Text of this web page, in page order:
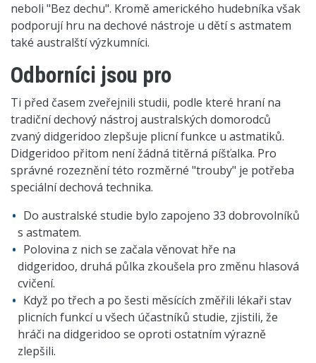
neboli "Bez dechu". Kromě amerického hudebníka však
podporují hru na dechové nástroje u dětí s astmatem
také australští výzkumníci.
Odborníci jsou pro
Ti před časem zveřejnili studii, podle které hraní na
tradiční dechový nástroj australských domorodců
zvaný didgeridoo zlepšuje plicní funkce u astmatiků.
Didgeridoo přitom není žádná titěrná píšťalka. Pro
správné rozeznění této rozměrné "trouby" je potřeba
speciální dechová technika.
Do australské studie bylo zapojeno 33 dobrovolníků
s astmatem.
Polovina z nich se začala věnovat hře na
didgeridoo, druhá půlka zkoušela pro změnu hlasová
cvičení.
Když po třech a po šesti měsících změřili lékaři stav
plicních funkcí u všech účastníků studie, zjistili, že
hráči na didgeridoo se oproti ostatním výrazně
zlepšili.